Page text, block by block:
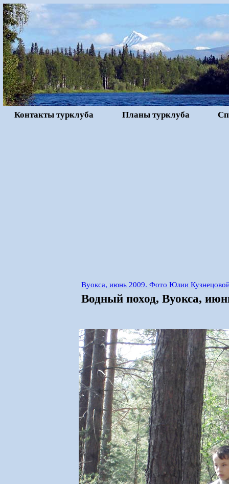
Контакты турклуба Планы турклуба
Вуокса, июнь 2009. Фото Юлии
Водный поход, Вуокса,